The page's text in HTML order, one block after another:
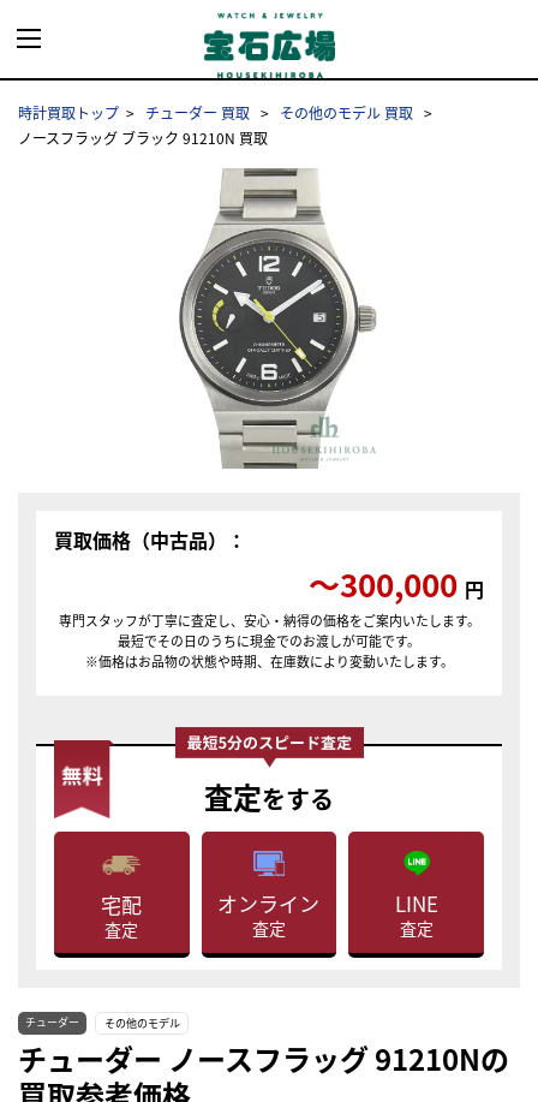
時計買取トップ チューダー 買取
その他のモデル 買取
ノースフラッグ ブラック 91210N 買取
買取価格（中古品）：
〜300,000 円
専門スタッフが丁寧に査定し、安心・納得の価格をご案内いたします。
最短でその日のうちに現金でのお渡しが可能です。
※価格はお品物の状態や時期、在庫数により変動いたします。
査定をする
宅配
査定
オンライン
査定
LINE
査定
チューダー その他のモデル
チューダー ノースフラッグ 91210Nの